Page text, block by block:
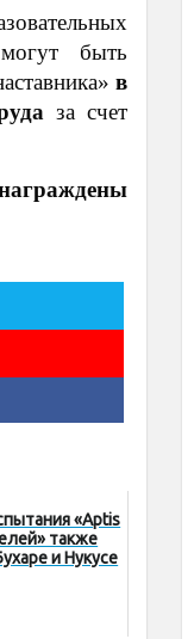
быть
в
за счет
«Aptis
также
и Нукусе